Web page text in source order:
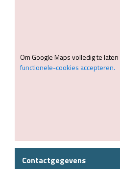
Om Google Maps volledig te
functionele-cookies accepteren.
Contactgegevens